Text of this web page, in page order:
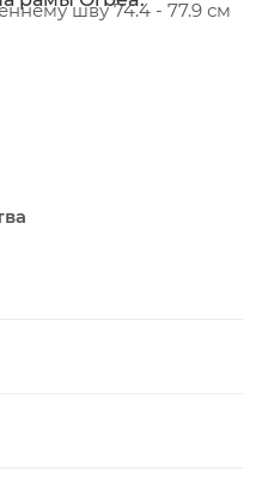
шву 74.4 - 77.9 см
шву 77.9 - 83.0 см
шву 83.0 - 85.8 см
шву 85.8 - 88.9 см